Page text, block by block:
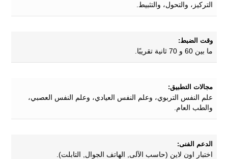
التركيز، والتحول، والتثبيط.
وقت الضبط:
ما بين 60 و 70 ثانية تقريبًا.
مجالات التطبيق:
علم النفس التربوي، وعلم النفس العيادي، وعلم النفس العصبي،
والطب العام.
الدعم الفنى:
اختبار اون لاين (حاسب الآلى, الهاتف الجوال, التابلت).